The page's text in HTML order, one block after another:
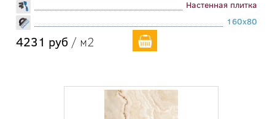
Настенная плитка
160x80
4231 руб / м2